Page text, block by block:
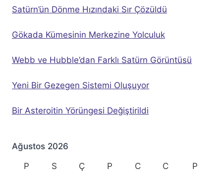
Satürn’ün Dönme Hızındaki Sır Çözüldü
Gökada Kümesinin Merkezine Yolculuk
Webb ve Hubble’dan Farklı Satürn Görüntüsü
Yeni Bir Gezegen Sistemi Oluşuyor
Bir Asteroitin Yörüngesi Değiştirildi
Ağustos 2026
P
S Ç P C C P